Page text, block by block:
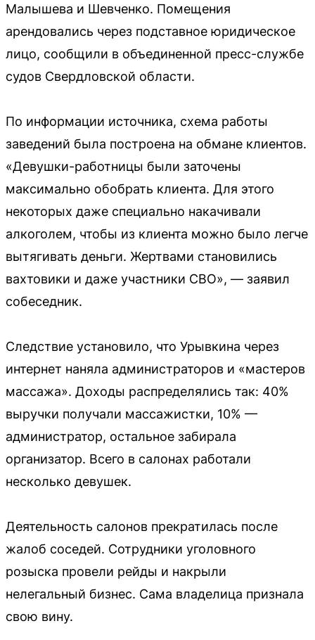
Малышева и Шевченко. Помещения
арендовались через подставное юридическое
лицо, сообщили в объединенной пресс-службе
судов Свердловской области.
По информации источника, схема работы
заведений была построена на обмане клиентов.
«Девушки-работницы были заточены
максимально обобрать клиента. Для этого
некоторых даже специально накачивали
алкоголем, чтобы из клиента можно было легче
вытягивать деньги. Жертвами становились
вахтовики и даже участники СВО», — заявил
собеседник.
Следствие установило, что Урывкина через
интернет наняла администраторов и «мастеров
массажа». Доходы распределялись так: 40%
выручки получали массажистки, 10% —
администратор, остальное забирала
организатор. Всего в салонах работали
несколько девушек.
Деятельность салонов прекратилась после
жалоб соседей. Сотрудники уголовного
розыска провели рейды и накрыли
нелегальный бизнес. Сама владелица признала
свою вину.